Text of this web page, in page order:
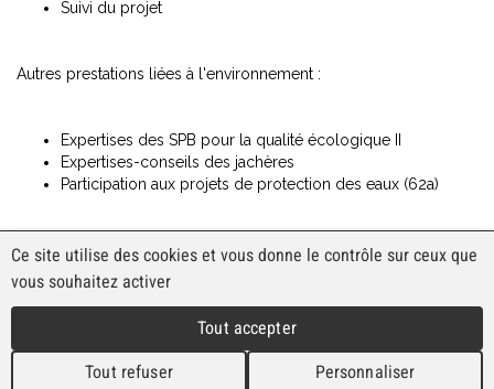
Suivi du projet
Autres prestations liées à l'environnement :
Expertises des SPB pour la qualité écologique II
Expertises-conseils des jachères
Participation aux projets de protection des eaux (62a)
CNAV
Tél. 032 889 36 30
Fax 032 889 36 39
Ce site utilise des cookies et vous donne le contrôle sur ceux que
vous souhaitez activer
Tout accepter
Tout refuser Personnaliser